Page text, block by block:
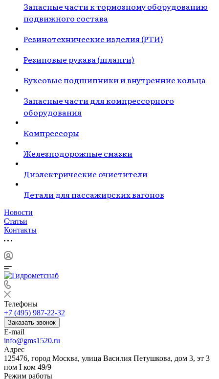
Запасные части к тормозному оборудованию
подвижного состава
Резинотехнические изделия (РТИ)
Резиновые рукава (шланги)
Буксовые подшипники и внутренние кольца
Запасные части для компрессорного
оборудования
Компрессоры
Железнодорожные смазки
Диэлектрические очистители
Детали для пассажирских вагонов
Новости
Статьи
Контакты
Телефоны
+7 (495) 987-22-32
Заказать звонок
E-mail
info@gms1520.ru
Адрес
125476, город Москва, улица Василия Петушкова, дом 3, эт 3
пом I ком 49/9
Режим работы